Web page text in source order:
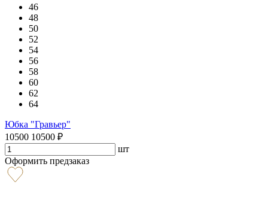
46
48
50
52
54
56
58
60
62
64
Юбка "Гравьер"
10500 10500 ₽
шт
Оформить предзаказ